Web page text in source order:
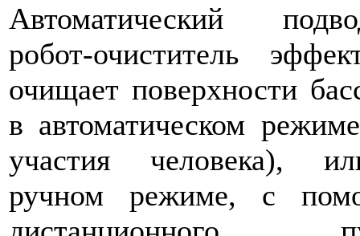
Автоматический
робот-очиститель
очищает поверхности
в автоматическом
участия человека),
ручном режиме, с